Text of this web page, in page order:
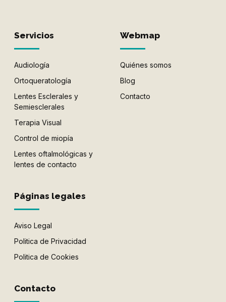
Servicios
Audiología
Ortoqueratología
Lentes Esclerales y
Semiesclerales
Terapia Visual
Control de miopía
Lentes oftalmológicas y
lentes de contacto
Webmap
Quiénes somos
Blog
Contacto
Páginas legales
Aviso Legal
Politica de Privacidad
Politica de Cookies
Contacto